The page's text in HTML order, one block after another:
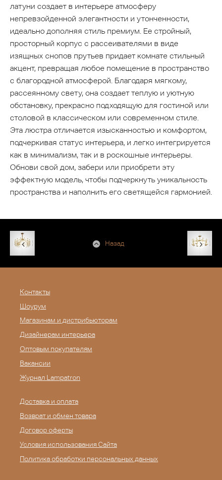
латуни создает в интерьере атмосферу
непревзойденной элегантности и утонченности,
идеально дополняя стиль премиум. Ее стройный,
просторный корпус с рассеивателями в виде
изящных снопов прутьев придает комнате стильный
акцент, превращая любое помещение в пространство
с благородной атмосферой. Благодаря мягкому,
рассеянному свету, она создает теплую и уютную
обстановку, прекрасно подходящую для гостиной или
столовой в классическом или современном стиле.
Эта люстра отличается изысканностью и комфортом,
подчеркивая статус интерьера, и легко интегрируется
как в минимализм, так и в роскошные интерьеры.
Обнови свой дом, забери или приобрети эту
эффектную модель, чтобы подчеркнуть уникальность
пространства и наполнить его светящейся гармонией.
Назад
Контакты
Шоурум
Магазинам и дистрибьюторам
Дизайнерам интерьера
Оптовым покупателям
Вакансии
Журнал Lampatron
Доставка и оплата
Возврат и обмен товара
Договор оферты
Условия использования Сайта
Политика обработки персональных данных